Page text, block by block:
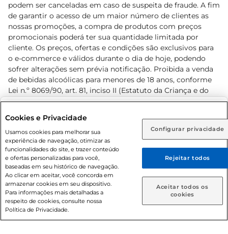
Rio de Janeiro (RJ) Goiás (GO)
Ou
Caso queira comprar online, informe como deseja receber
suas compras:
Entrega em casa Retire em Loja
podem ser canceladas em caso de suspeita de fraude. A fim
de garantir o acesso de um maior número de clientes as
nossas promoções, a compra de produtos com preços
promocionais poderá ter sua quantidade limitada por
cliente. Os preços, ofertas e condições são exclusivos para
o e-commerce e válidos durante o dia de hoje, podendo
sofrer alterações sem prévia notificação. Proibida a venda
de bebidas alcoólicas para menores de 18 anos, conforme
Lei n.º 8069/90, art. 81, inciso II (Estatuto da Criança e do
Adolescente). Preços e condições exclusivos para o
prévio. O valor mínimo para as compras on-line é de R$
80,00.
© 2026 Copyright. Todos os direitos
reservados Prezunic.
Cookies e Privacidade
Usamos cookies para melhorar sua
experiência de navegação, otimizar as
funcionalidades do site, e trazer conteúdo
e ofertas personalizadas para você,
baseadas em seu histórico de navegação.
Ao clicar em aceitar, você concorda em
armazenar cookies em seu dispositivo.
Para informações mais detalhadas a
respeito de cookies, consulte nossa
Política de Privacidade.
Configurar privacidade
Rejeitar todos
Aceitar todos os
cookies